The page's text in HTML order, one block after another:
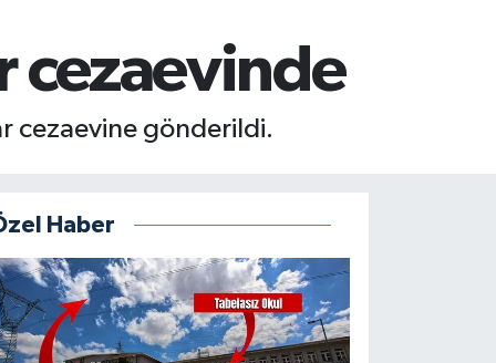
cezaevinde
cezaevine gönderildi.
Haber